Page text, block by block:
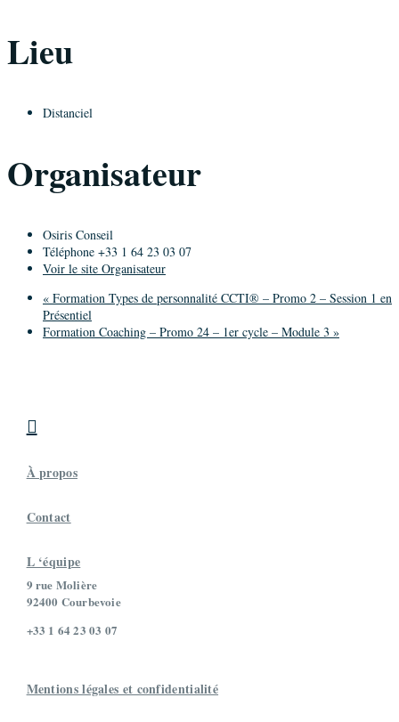
Lieu
Distanciel
Organisateur
Osiris Conseil
Téléphone +33 1 64 23 03 07
Voir le site Organisateur
« Formation Types de personnalité CCTI® – Promo 2 – Session 1 en
Présentiel
Formation Coaching – Promo 24 – 1er cycle – Module 3 »

À propos
Contact
L ‘équipe
9 rue Molière
92400 Courbevoie
+33 1 64 23 03 07
Mentions légales et confidentialité